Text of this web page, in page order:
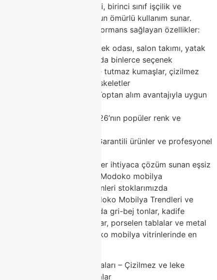
Modoko mobilya modelleri, birinci sınıf işçilik ve
premium malzemelerle uzun ömürlü kullanım sunar.
Günlük hayatta üstün performans sağlayan özellikler:
Geniş çeşitlilik – Yemek odası, salon takımı, yatak
odası ve aksesuarlarda binlerce seçenek
Dayanıklı yapı – Leke tutmaz kumaşlar, çizilmez
yüzeyler ve sağlam iskeletler
Rekabetçi fiyatlar – Toptan alım avantajıyla uygun
Güncel trendler – 2026’nın popüler renk ve
Güvenilir alışveriş – Garantili ürünler ve profesyonel
Modoko mobilya pazarı, her ihtiyaca çözüm sunan eşsiz
bir merkezdir. Classhome Modoko mobilya
mağazasında en trend ürünleri stoklarımızda
bulunduruyoruz.2026 Modoko Mobilya Trendleri ve
Classhome Önerileri2026’da gri-bej tonlar, kadife
dokular, modüler mobilyalar, porselen tablalar ve metal
detaylar ön planda. Modoko mobilya vitrinlerinde en
Porselen Yemek Masaları – Çizilmez ve leke
tutmaz modern masalar